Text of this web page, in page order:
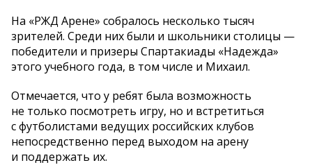
На «РЖД Арене» собралось несколько тысяч
зрителей. Среди них были и школьники столицы —
победители и призеры Спартакиады «Надежда»
этого учебного года, в том числе и Михаил.
Отмечается, что у ребят была возможность
не только посмотреть игру, но и встретиться
сфутболистами ведущих российских клубов
непосредственно перед выходом на арену
и поддержать их.